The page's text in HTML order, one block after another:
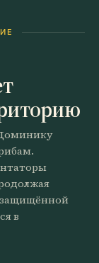
защищённой
в